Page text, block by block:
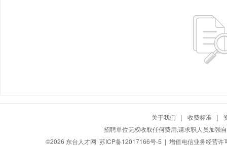
关于我们 | 收费标准 |
招聘单位无权收取任何费用,请求职人员加强
©2026 东台人才网 苏ICP备12017166号-5 | 增值电信业务经营